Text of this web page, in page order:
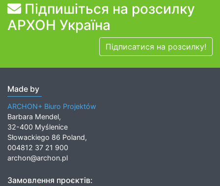
Підпишіться на розсилку
АРХОН Україна
Підписатися на розсилку!
Made by
ARCHON+ Biuro Projektów
Barbara Mendel,
32-400 Myślenice
Słowackiego 86 Poland,
004812 37 21 900
archon@archon.pl
Замовлення проєктів: